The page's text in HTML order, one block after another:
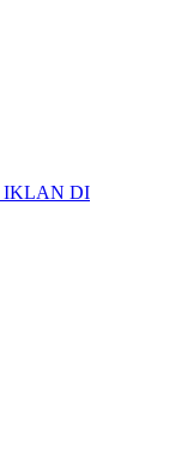
IKLAN DI